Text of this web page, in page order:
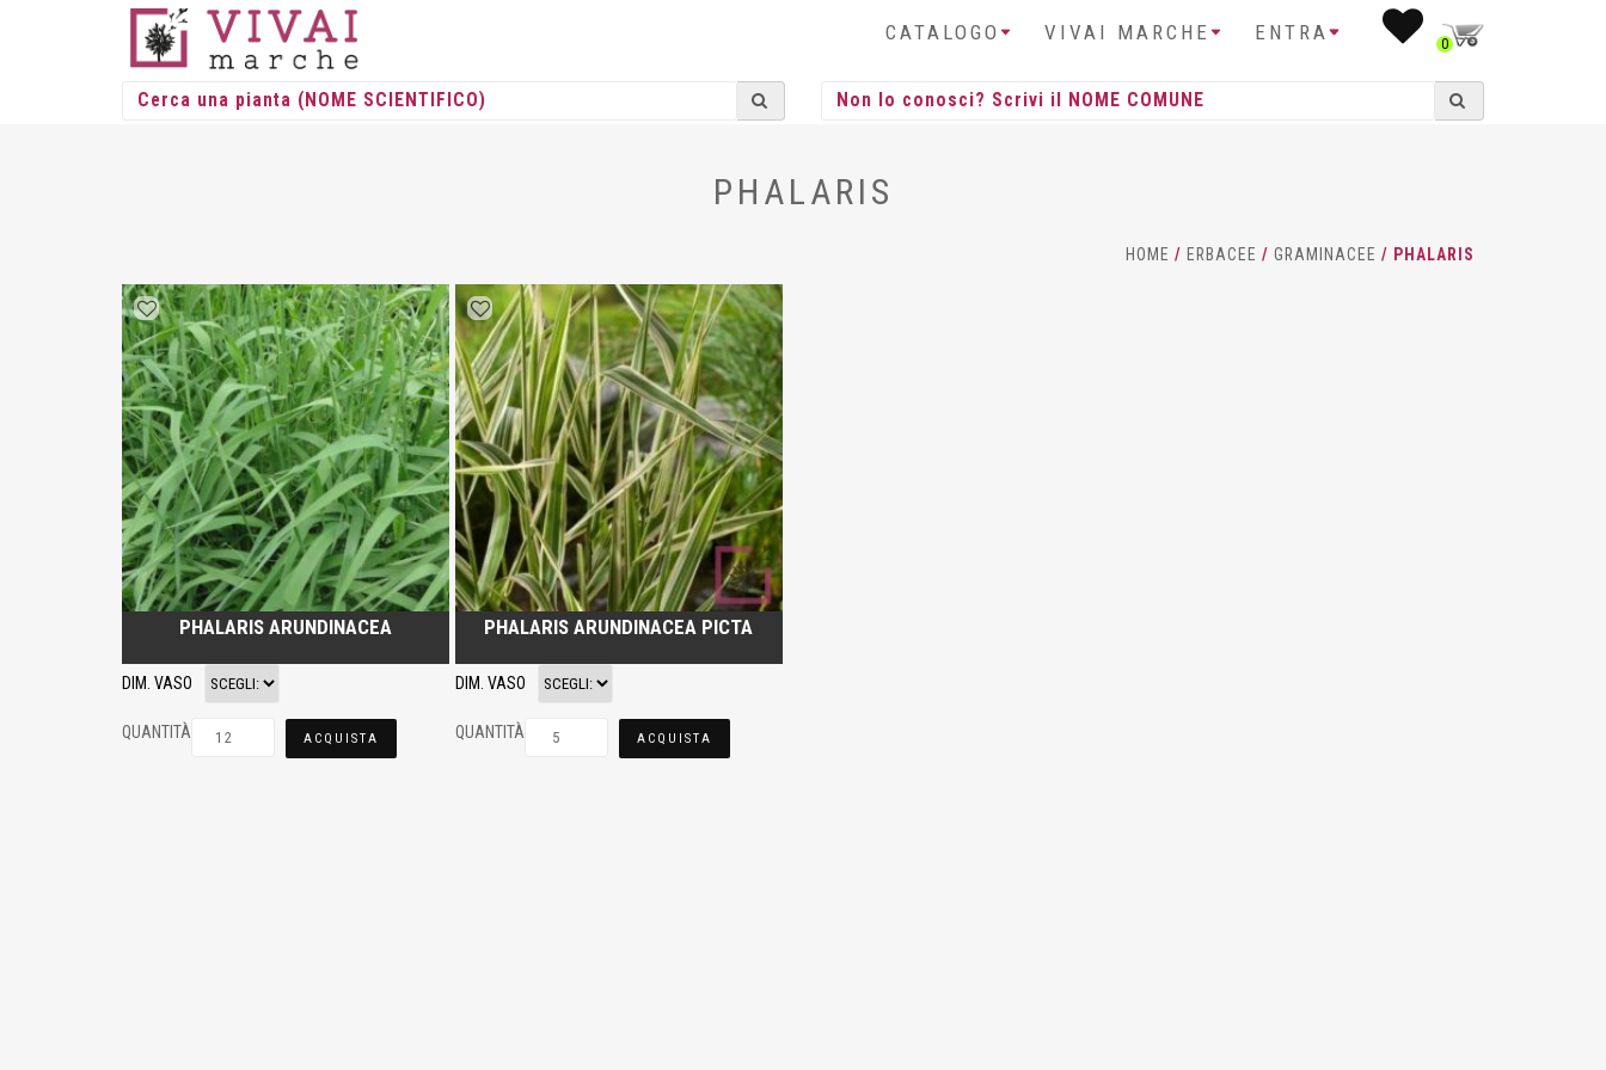
CATALOGO VIVAI MARCHE ENTRA 0
PHALARIS
HOME / ERBACEE / GRAMINACEE / PHALARIS
PHALARIS ARUNDINACEA
DIM. VASO
QUANTITÀ ACQUISTA
PHALARIS ARUNDINACEA PICTA
DIM. VASO
QUANTITÀ ACQUISTA